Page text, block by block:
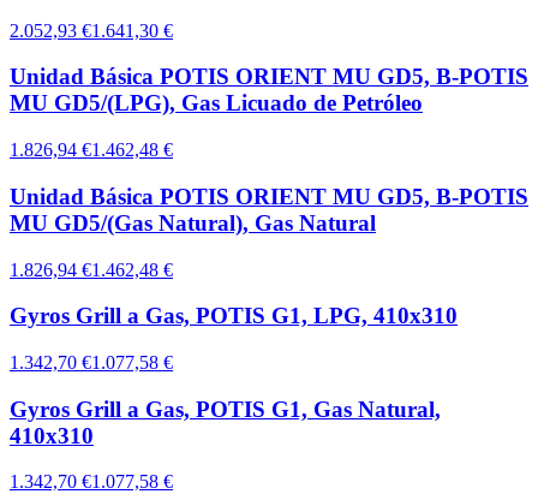
2.052,93 €1.641,30 €
Unidad Básica POTIS ORIENT MU GD5, B-POTIS
MU GD5/(LPG), Gas Licuado de Petróleo
1.826,94 €1.462,48 €
Unidad Básica POTIS ORIENT MU GD5, B-POTIS
MU GD5/(Gas Natural), Gas Natural
1.826,94 €1.462,48 €
Gyros Grill a Gas, POTIS G1, LPG, 410x310
1.342,70 €1.077,58 €
Gyros Grill a Gas, POTIS G1, Gas Natural,
410x310
1.342,70 €1.077,58 €